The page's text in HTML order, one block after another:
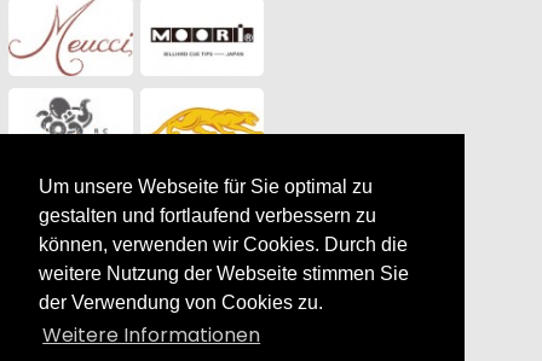
Um unsere Webseite für Sie optimal zu
gestalten und fortlaufend verbessern zu
können, verwenden wir Cookies. Durch die
weitere Nutzung der Webseite stimmen Sie
der Verwendung von Cookies zu.
Weitere Informationen